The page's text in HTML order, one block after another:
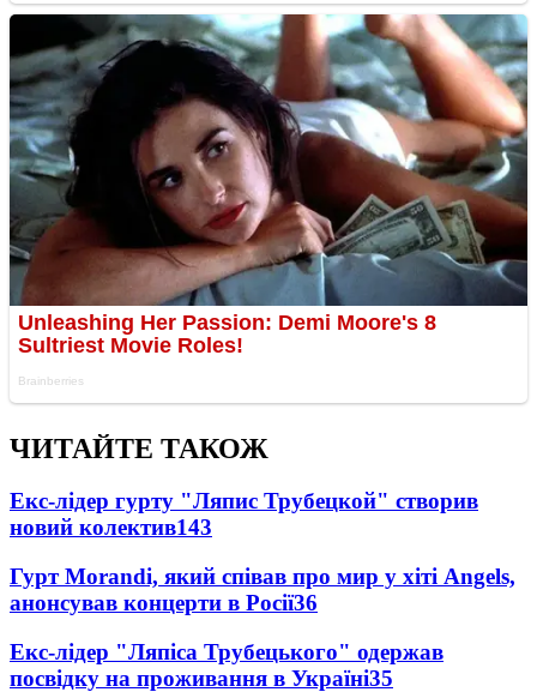
ЧИТАЙТЕ ТАКОЖ
Екс-лідер гурту "Ляпис Трубецкой" створив
новий колектив143
Гурт Morandi, який співав про мир у хіті Angels,
анонсував концерти в Росії36
Екс-лідер "Ляпіса Трубецького" одержав
посвідку на проживання в Україні35